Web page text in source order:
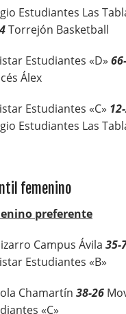
Estudiantes Las
Torrejón Basketball
Estudiantes «D»
Álex
Estudiantes «C»
Estudiantes Las
femenino
preferente
Campus Ávila 35-
Estudiantes «B»
Chamartín 38-26
«C»